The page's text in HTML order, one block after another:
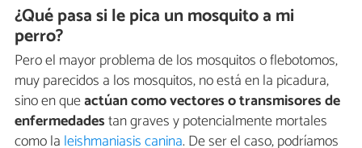
¿Qué pasa si le pica un mosquito a mi
perro?
Pero el mayor problema de los mosquitos o flebotomos,
muy parecidos a los mosquitos, no está en la picadura,
sino en queactúan como vectores o transmisores de
enfermedadestan graves y potencialmente mortales
como la leishmaniasis canina. De ser el caso, podríamos